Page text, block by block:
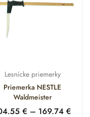
–
Lesnícke priemerky
Priemerka NESTLE
Waldmeister
€ – 169.74€